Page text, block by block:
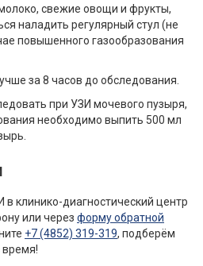
свежие овощи и фрукты,
наладить регулярный стул (не
повышенного газообразования
за 8 часов до обследования.
при УЗИ мочевого пузыря,
необходимо выпить 500 мл
в клинико-диагностический центр
или через форму обратной
+7 (4852) 319-319, подберём
время!